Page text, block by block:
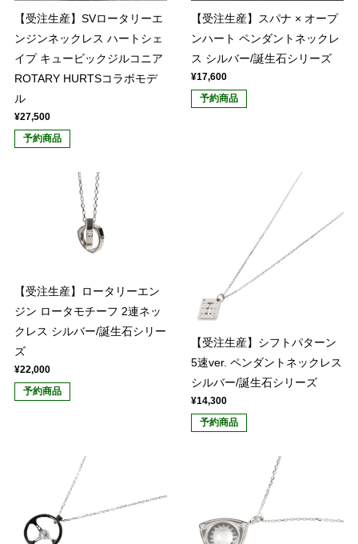
【受注生産】SVロータリーエ
ンジンネックレス ハートシェ
イプ キュービックジルコニア
ROTARY HURTSコラボモデ
ル
¥27,500
予約商品
【受注生産】スパナ × オープ
ンハート ペンダントネックレ
ス シルバー/誕生石シリーズ
¥17,600
予約商品
【受注生産】ロータリーエン
ジン ロータモチーフ 2連ネッ
クレス シルバー/誕生石シリー
ズ
¥22,000
予約商品
【受注生産】シフトパターン
5速ver. ペンダントネックレス
シルバー/誕生石シリーズ
¥14,300
予約商品